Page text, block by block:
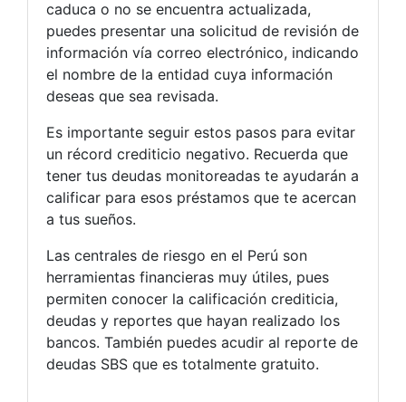
caduca o no se encuentra actualizada,
puedes presentar una solicitud de revisión de
información vía correo electrónico, indicando
el nombre de la entidad cuya información
deseas que sea revisada.
Es importante seguir estos pasos para evitar
un récord crediticio negativo. Recuerda que
tener tus deudas monitoreadas te ayudarán a
calificar para esos préstamos que te acercan
a tus sueños.
Las centrales de riesgo en el Perú son
herramientas financieras muy útiles, pues
permiten conocer la calificación crediticia,
deudas y reportes que hayan realizado los
bancos. También puedes acudir al reporte de
deudas SBS que es totalmente gratuito.